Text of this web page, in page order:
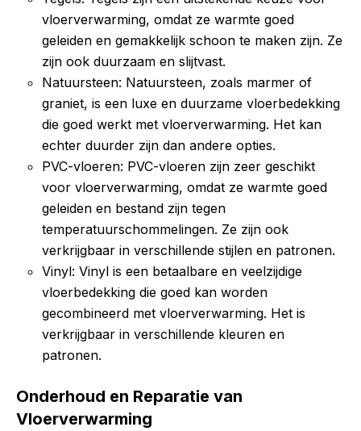
vloerverwarming, omdat ze warmte goed
geleiden en gemakkelijk schoon te maken zijn. Ze
zijn ook duurzaam en slijtvast.
Natuursteen: Natuursteen, zoals marmer of
graniet, is een luxe en duurzame vloerbedekking
die goed werkt met vloerverwarming. Het kan
echter duurder zijn dan andere opties.
PVC-vloeren: PVC-vloeren zijn zeer geschikt
voor vloerverwarming, omdat ze warmte goed
geleiden en bestand zijn tegen
temperatuurschommelingen. Ze zijn ook
verkrijgbaar in verschillende stijlen en patronen.
Vinyl: Vinyl is een betaalbare en veelzijdige
vloerbedekking die goed kan worden
gecombineerd met vloerverwarming. Het is
verkrijgbaar in verschillende kleuren en
patronen.
Onderhoud en Reparatie van
Vloerverwarming